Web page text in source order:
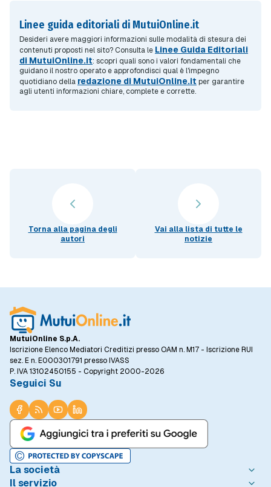
Linee guida editoriali di MutuiOnline.it
Desideri avere maggiori informazioni sulle modalità di stesura dei
contenuti proposti nel sito? Consulta le Linee Guida Editoriali
di MutuiOnline.it: scopri quali sono i valori fondamentali che
guidano il nostro operato e approfondisci qual è l'impegno
quotidiano della redazione di MutuiOnline.it per garantire
agli utenti informazioni chiare, complete e corrette.
Torna alla pagina degli
autori
Vai alla lista di tutte le
notizie
MutuiOnline S.p.A.
Iscrizione Elenco Mediatori Creditizi presso OAM n. M17 - Iscrizione RUI
sez. E n. E000301791 presso IVASS
P. IVA 13102450155 - Copyright 2000-2026
Seguici Su
La società
Chi è MutuiOnline.it
Il servizio